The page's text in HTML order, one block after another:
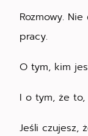
Rozmowy.
pracy.
O tym, kim
I o tym, że
Jeśli czujesz,